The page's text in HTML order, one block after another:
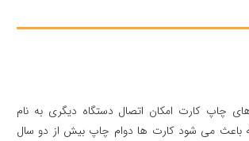
چاپ کارت امکان اتصال دستگاه دیگری به نام
که باعث می شود کارت ها دوام چاپ بیش از دو سال